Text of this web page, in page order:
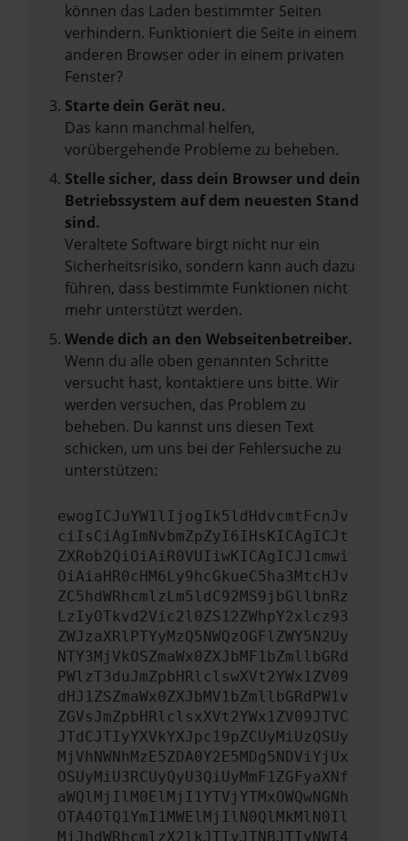
können das Laden bestimmter Seiten
verhindern. Funktioniert die Seite in einem
anderen Browser oder in einem privaten
Fenster?
Starte dein Gerät neu.
Das kann manchmal helfen,
vorübergehende Probleme zu beheben.
Stelle sicher, dass dein Browser und dein
Betriebssystem auf dem neuesten Stand
sind.
Veraltete Software birgt nicht nur ein
Sicherheitsrisiko, sondern kann auch dazu
führen, dass bestimmte Funktionen nicht
mehr unterstützt werden.
Wende dich an den Webseitenbetreiber.
Wenn du alle oben genannten Schritte
versucht hast, kontaktiere uns bitte. Wir
werden versuchen, das Problem zu
beheben. Du kannst uns diesen Text
schicken, um uns bei der Fehlersuche zu
unterstützen:
ewogICJuYW1lIjogIk5ldHdvcmtFcnJv
ciIsCiAgImNvbmZpZyI6IHsKICAgICJt
ZXRob2QiOiAiR0VUIiwKICAgICJ1cmwi
OiAiaHR0cHM6Ly9hcGkueC5ha3MtcHJv
ZC5hdWRhcmlzLm5ldC92MS9jbGllbnRz
LzIyOTkvd2Vic2l0ZS12ZWhpY2xlcz93
ZWJzaXRlPTYyMzQ5NWQzOGFlZWY5N2Uy
NTY3MjVkOSZmaWx0ZXJbMF1bZmllbGRd
PWlzT3duJmZpbHRlclswXVt2YWx1ZV09
dHJ1ZSZmaWx0ZXJbMV1bZmllbGRdPW1v
ZGVsJmZpbHRlclsxXVt2YWx1ZV09JTVC
JTdCJTIyYXVkYXJpc19pZCUyMiUzQSUy
MjVhNWNhMzE5ZDA0Y2E5MDg5NDViYjUx
OSUyMiU3RCUyQyU3QiUyMmF1ZGFyaXNf
aWQlMjIlM0ElMjI1YTVjYTMxOWQwNGNh
OTA4OTQ1YmI1MWElMjIlN0QlMkMlN0Il
MjJhdWRhcmlzX2lkJTIyJTNBJTIyNWI4